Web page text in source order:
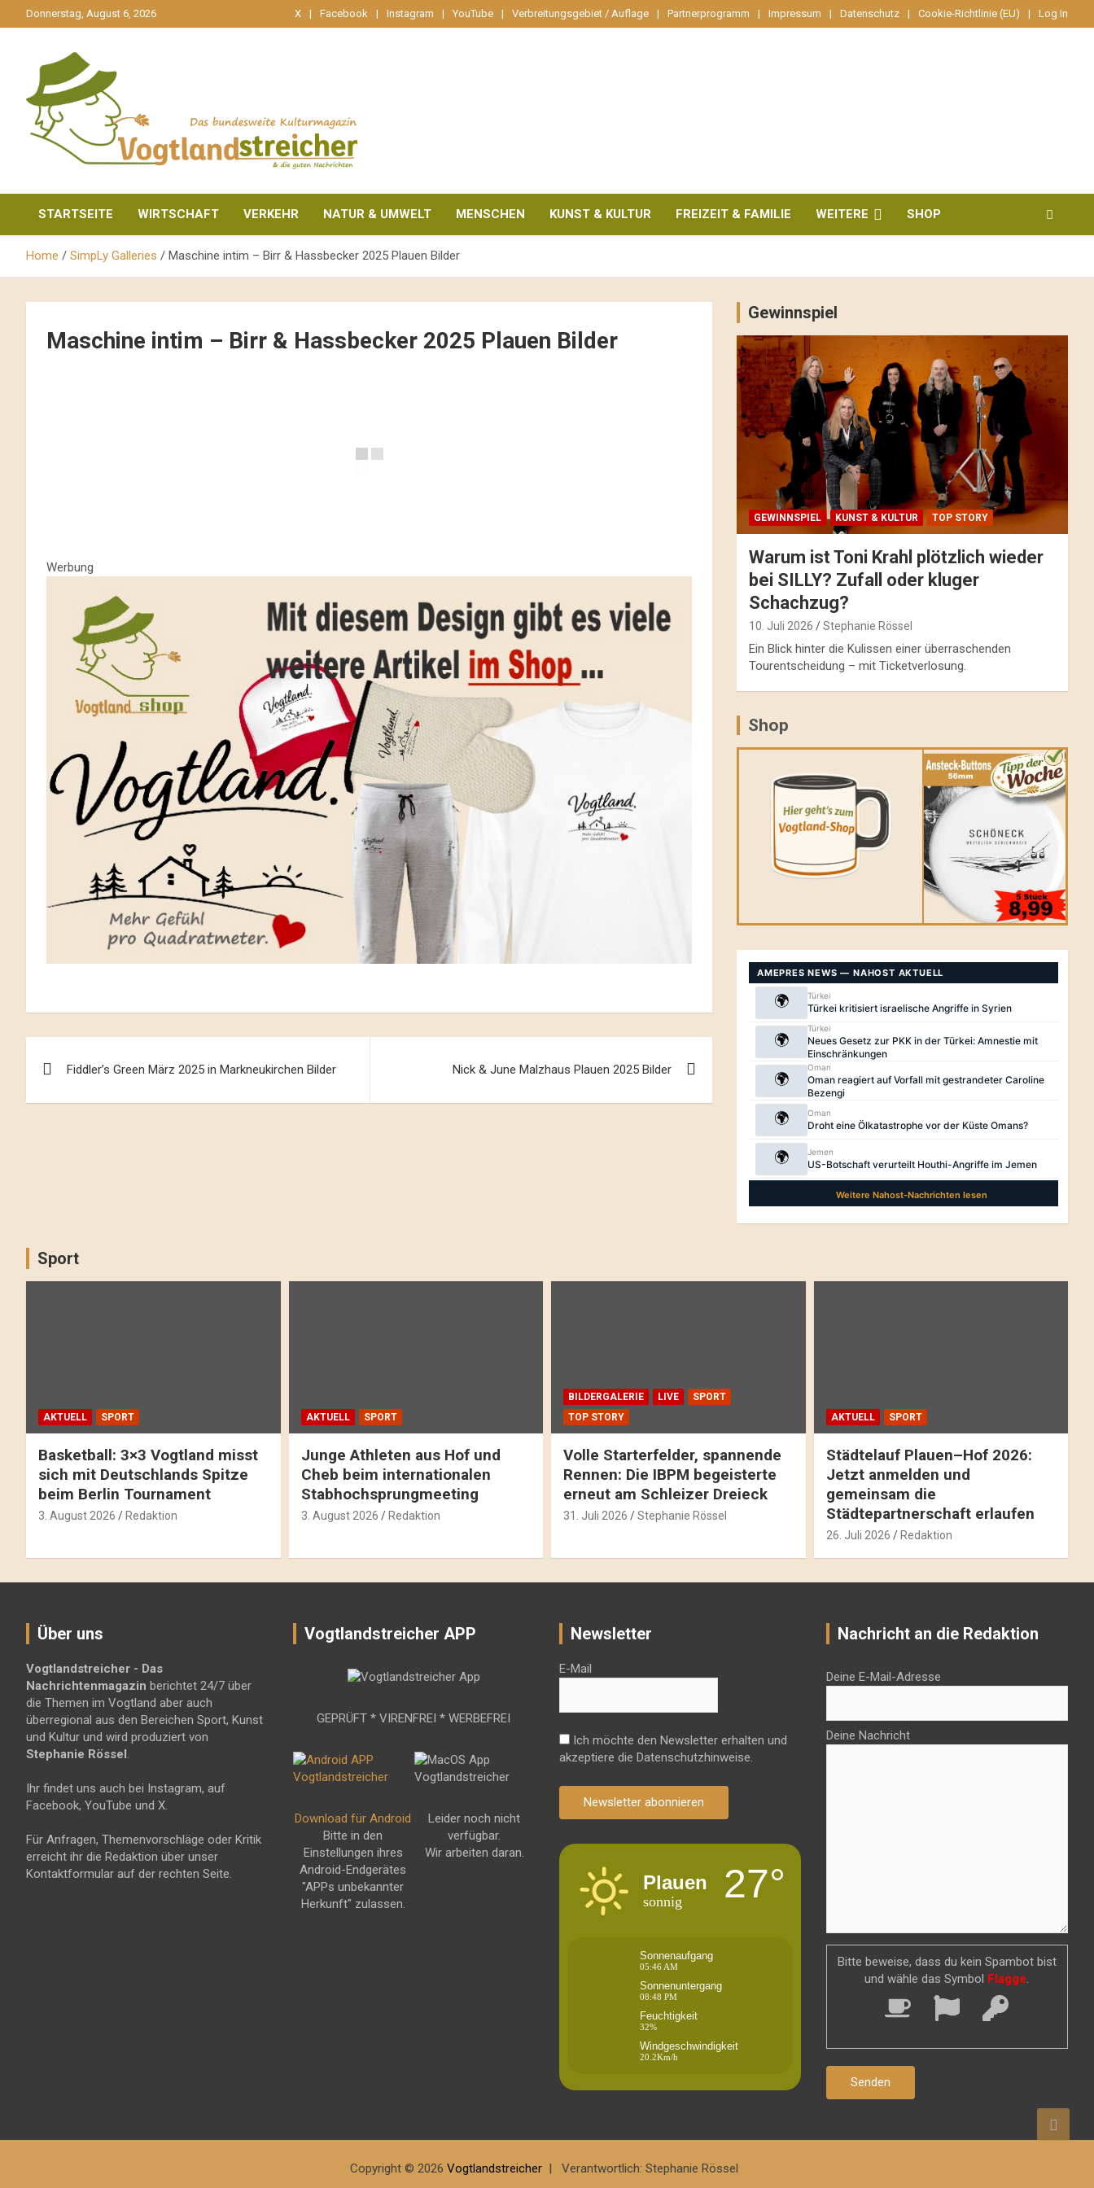
zum
Donnerstag, August 6, 2026 X Facebook Instagram YouTube Verbreitungsgebiet / Auflage Partnerprogramm Impressum Datenschutz Cookie-Richtlinie (EU) Log In
Vogtlandstreicher
STARTSEITE WIRTSCHAFT VERKEHR NATUR & UMWELT MENSCHEN KUNST & KULTUR FREIZEIT & FAMILIE WEITERE SHOP
Home SimpLy Galleries Maschine intim – Birr & Hassbecker 2025 Plauen Bilder
Maschine intim – Birr & Hassbecker 2025 Plauen Bilder
Werbung
Fiddler’s Green März 2025 in Markneukirchen Bilder Nick & June Malzhaus Plauen 2025 Bilder
Gewinnspiel
GEWINNSPIEL KUNST & KULTUR TOP STORY
Warum ist Toni Krahl plötzlich wieder
bei SILLY? Zufall oder kluger
Schachzug?
10. Juli 2026 Stephanie Rössel
Ein Blick hinter die Kulissen einer überraschenden
Tourentscheidung – mit Ticketverlosung.
Shop
Sport
AKTUELL SPORT
Basketball: 3×3 Vogtland misst
sich mit Deutschlands Spitze
beim Berlin Tournament
3. August 2026 Redaktion
AKTUELL SPORT
Junge Athleten aus Hof und
Cheb beim internationalen
Stabhochsprungmeeting
3. August 2026 Redaktion
BILDERGALERIE LIVE
SPORT
TOP STORY
Volle Starterfelder, spannende
Rennen: Die IBPM begeisterte
erneut am Schleizer Dreieck
31. Juli 2026 Stephanie Rössel
AKTUELL SPORT
Städtelauf Plauen–Hof 2026:
Jetzt anmelden und
gemeinsam die
Städtepartnerschaft erlaufen
26. Juli 2026 Redaktion
Über uns
Vogtlandstreicher - Das
Nachrichtenmagazin berichtet 24/7 über
die Themen im Vogtland aber auch
überregional aus den Bereichen Sport, Kunst
und Kultur und wird produziert von
Stephanie Rössel.
Ihr findet uns auch bei Instagram, auf
Facebook, YouTube und X.
Für Anfragen, Themenvorschläge oder Kritik
erreicht ihr die Redaktion über unser
Kontaktformular auf der rechten Seite.
Vogtlandstreicher APP
GEPRÜFT * VIRENFREI * WERBEFREI
Download für Android
Bitte in den
Einstellungen ihres
Android-Endgerätes
"APPs unbekannter
Herkunft" zulassen.
Leider noch nicht
verfügbar.
Wir arbeiten daran.
Newsletter
E-Mail
Ich möchte den Newsletter erhalten und
akzeptiere die Datenschutzhinweise.
Newsletter abonnieren
Plauen
sonnig 27°
Sonnenaufgang
05:46 AM
Sonnenuntergang
08:48 PM
Feuchtigkeit
32%
Windgeschwindigkeit
20.2Km/h
Nachricht an die Redaktion
Deine E-Mail-Adresse
Deine Nachricht
Bitte beweise, dass du kein Spambot bist
und wähle das Symbol Flagge.
Copyright © 2026 Vogtlandstreicher Verantwortlich: Stephanie Rössel